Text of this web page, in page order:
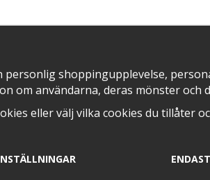
personlig shoppingupplevelse,
om användarna, deras mönster och
eller välj vilka cookies du tillåter